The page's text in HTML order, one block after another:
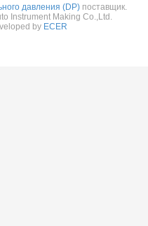
давления (DP) поставщик.
Instrument Making Co.,Ltd.
by ECER